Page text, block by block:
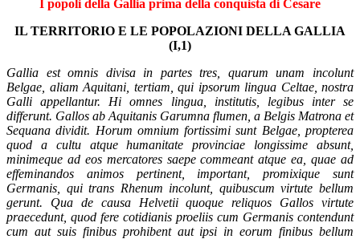
I popoli della Gallia prima della conquista di Cesare
IL TERRITORIO E LE POPOLAZIONI DELLA GALLIA
(I,1)
Gallia est omnis divisa in partes tres, quarum unam incolunt
Belgae, aliam Aquitani, tertiam, qui ipsorum lingua Celtae, nostra
Galli appellantur. Hi omnes lingua, institutis, legibus inter se
differunt. Gallos ab Aquitanis Garumna flumen, a Belgis Matrona et
Sequana dividit. Horum omnium fortissimi sunt Belgae, propterea
quod a cultu atque humanitate provinciae longissime absunt,
minimeque ad eos mercatores saepe commeant atque ea, quae ad
effeminandos animos pertinent, important, promixique sunt
Germanis, qui trans Rhenum incolunt, quibuscum virtute bellum
gerunt.
Qua de causa Helvetii quoque reliquos Gallos virtute
praecedunt, quod fere cotidianis proeliis cum Germanis contendunt
cum aut suis finibus prohibent aut ipsi in eorum finibus bellum